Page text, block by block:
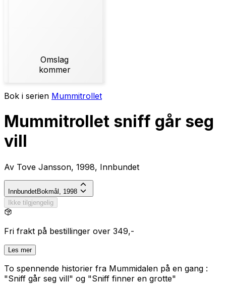
Omslag
kommer
Bok i serien Mummitrollet
Mummitrollet sniff går seg
vill
Av Tove Jansson, 1998, Innbundet
InnbundetBokmål, 1998
Ikke tilgjengelig
Fri frakt på bestillinger over 349,-
Les mer
To spennende historier fra Mummidalen på en gang :
"Sniff går seg vill" og "Sniff finner en grotte"